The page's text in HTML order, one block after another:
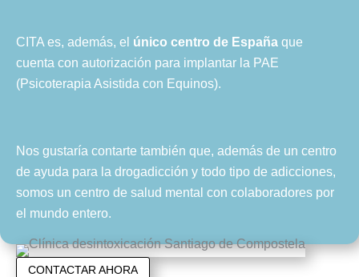
CITA es, además, el único centro de España que
cuenta con autorización para implantar la PAE
(Psicoterapia Asistida con Equinos).
Nos gustaría contarte también que, además de un centro
de ayuda para la drogadicción y todo tipo de adicciones,
somos un centro de salud mental con colaboradores por
el mundo entero.
CONTACTAR AHORA